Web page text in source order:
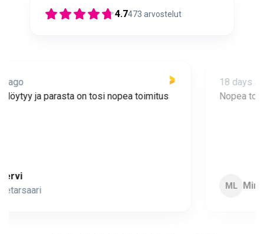
4.7473 arvostelut
Nopea toimitus ja super asiakaspalvelua 🩷
ML